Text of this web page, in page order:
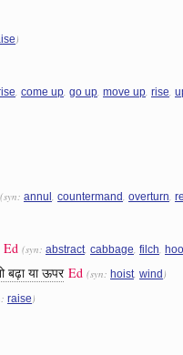
)
, come up, go up, move up, rise,
(syn: annul , countermand, overturn,
Ed (syn: abstract, cabbage, filch,
बढ़ा या ऊपर Ed (syn: hoist, wind )
raise)